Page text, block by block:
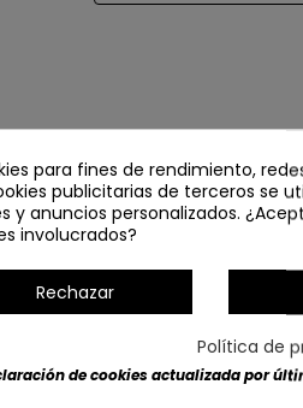
para fines de rendimiento,
publicitarias de terceros se
anuncios personalizados.
involucrados?
Rechazar
Política de
de cookies actualizada por